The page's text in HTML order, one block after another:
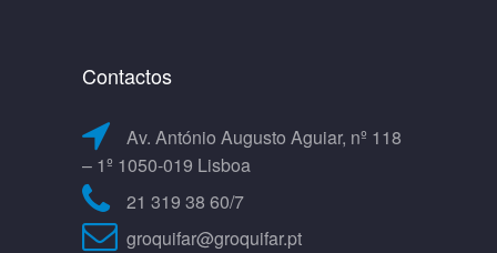
Contactos
Av. António Augusto Aguiar, nº 118
– 1º 1050-019 Lisboa
21 319 38 60/7
groquifar@groquifar.pt